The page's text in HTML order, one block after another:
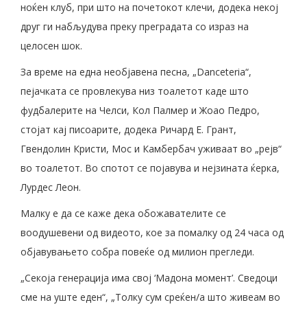
ноќен клуб, при што на почетокот клечи, додека некој
друг ги набљудува преку преградата со израз на
целосен шок.
За време на една необјавена песна, „Danceteria“,
пејачката се провлекува низ тоалетот каде што
фудбалерите на Челси, Кол Палмер и Жоао Педро,
стојат кај писоарите, додека Ричард Е. Грант,
Гвендолин Кристи, Мос и Камбербач уживаат во „рејв“
во тоалетот. Во спотот се појавува и нејзината ќерка,
Лурдес Леон.
Малку е да се каже дека обожавателите се
воодушевени од видеото, кое за помалку од 24 часа од
објавувањето собра повеќе од милион прегледи.
„Секоја генерација има свој ‘Мадона момент’. Сведоци
сме на уште еден“, „Толку сум среќен/а што живеам во